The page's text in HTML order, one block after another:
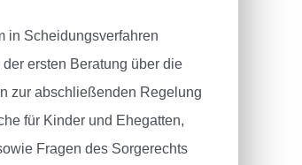
in Scheidungsverfahren
ersten Beratung über die
zur abschließenden Regelung
für Kinder und Ehegatten,
Fragen des Sorgerechts